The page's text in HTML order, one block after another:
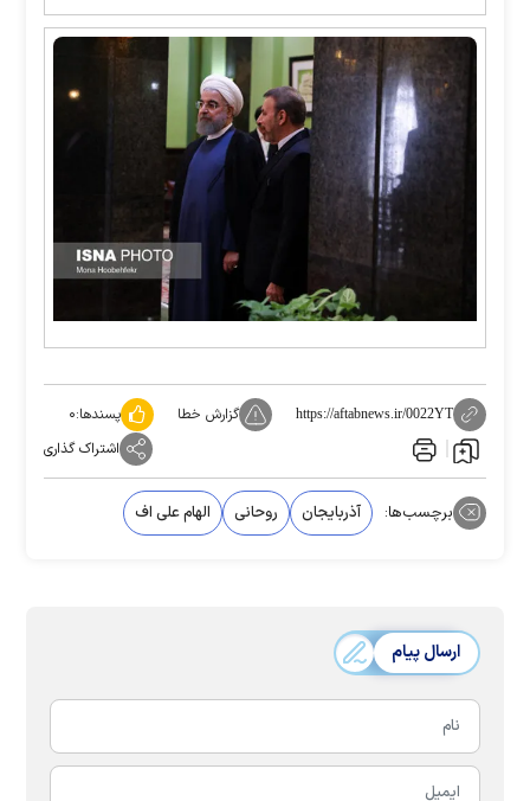
https://aftabnews.ir/0022YT گزارش خطا پسندها:۰
اشتراک گذاری
برچسب‌ها: آذربایجان روحانی الهام علی اف
ارسال پیام